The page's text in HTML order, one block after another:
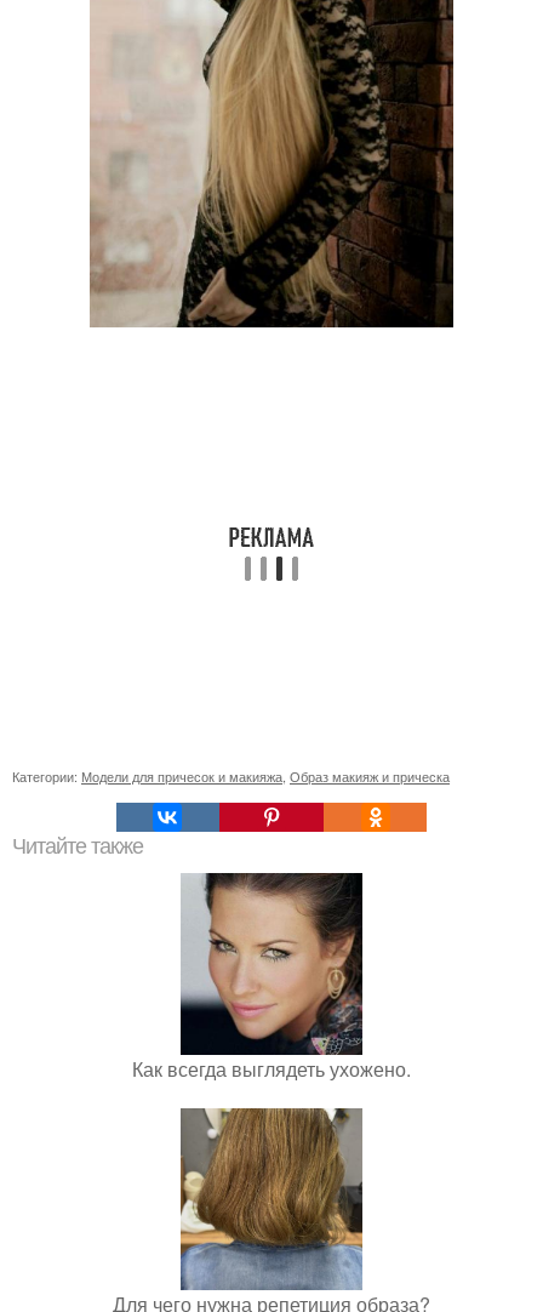
Категории: Модели для причесок и макияжа Образ макияж и прическа
Читайте также
Как всегда выглядеть ухожено.
Для чего нужна репетиция образа?